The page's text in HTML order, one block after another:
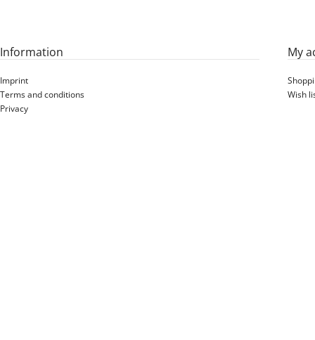
Information
Imprint
Terms and conditions
Privacy
My
Wish